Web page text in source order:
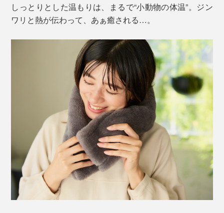
しっとりとした温もりは、まるで“小動物の体温”。ジン
ワリと熱が伝わって、あぁ癒される…。